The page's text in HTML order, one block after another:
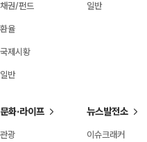
채권/펀드
환율
국제시황
일반
일반
문화·라이프
관광
뉴스발전소
이슈크래커